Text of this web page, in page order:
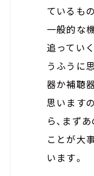
ているも
一般的な
追ってい
うふうに
器か補聴
思います
ら、まず
ことが大
います。